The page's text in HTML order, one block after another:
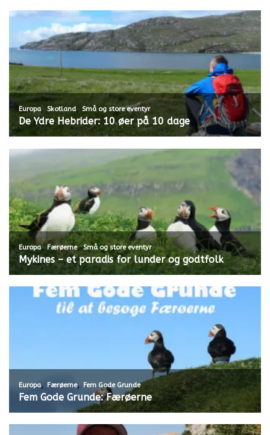
Europa, Skotland, Små og store eventyr
De Ydre Hebrider: 10 øer på 10 dage
Europa,Færøerne,Små og store eventyr
Mykines – et paradis for lunder og godtfolk
Europa, Færøerne, Fem Gode Grunde
Fem Gode Grunde: Færøerne